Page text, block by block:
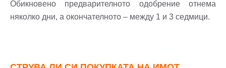
Обикновено предварителното одобрение отнема
няколко дни, а окончателното – между 1 и 3 седмици.